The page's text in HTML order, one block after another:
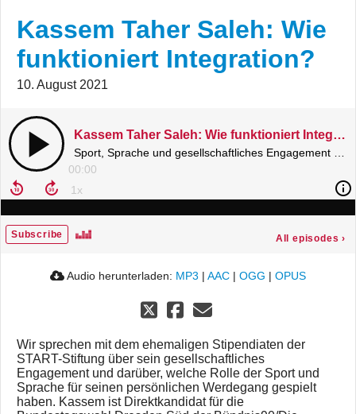
Kassem Taher Saleh: Wie
funktioniert Integration?
10. August 2021
Kassem Taher Saleh: Wie funktioniert Integration?
00:00
Subscribe All episodes ›
Audio herunterladen: MP3 | AAC | OGG | OPUS
Wir sprechen mit dem ehemaligen Stipendiaten der
START-Stiftung über sein gesellschaftliches
Engagement und darüber, welche Rolle der Sport und
Sprache für seinen persönlichen Werdegang gespielt
haben. Kassem ist Direktkandidat für die